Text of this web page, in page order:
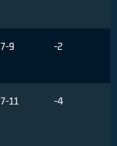
7-9 -2
7-11 -4